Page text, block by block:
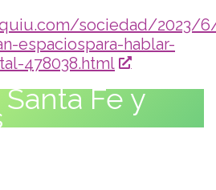
sociedad/2023/
espaciospara-hablar-
478038.html
Fe y